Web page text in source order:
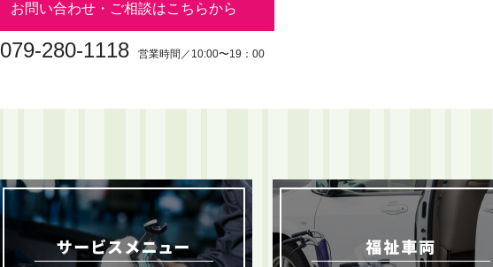
お問い合わせ・ご相談はこちらから
079-280-1118 営業時間／10:00〜19：00